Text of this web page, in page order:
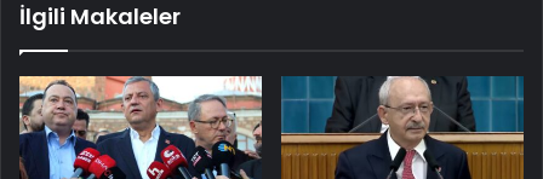
İlgili Makaleler